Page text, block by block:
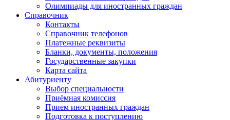
Олимпиады для иностранных граждан
Справочник
Контакты
Справочник телефонов
Платежные реквизиты
Бланки, документы, положения
Государственные закупки
Карта сайта
Абитуриенту
Выбор специальности
Приёмная комиссия
Прием иностранных граждан
Подготовка к поступлению